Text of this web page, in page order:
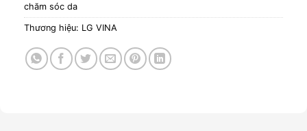
chăm sóc da
Thương hiệu: LG VINA